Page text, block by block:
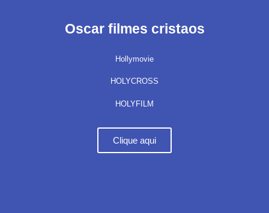
Oscar filmes cristaos
Hollymovie
HOLYCROSS
HOLYFILM
Clique aqui